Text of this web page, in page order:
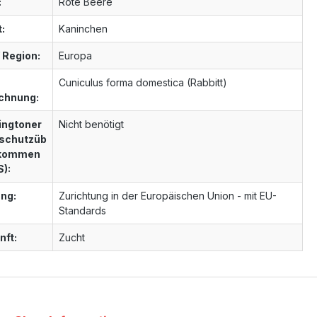
Kaninchen
Region: Europa
Cuniculus forma domestica (Rabbitt)
Nicht benötigt
Zurichtung in der Europäischen Union - mit EU-
Standards
Zucht